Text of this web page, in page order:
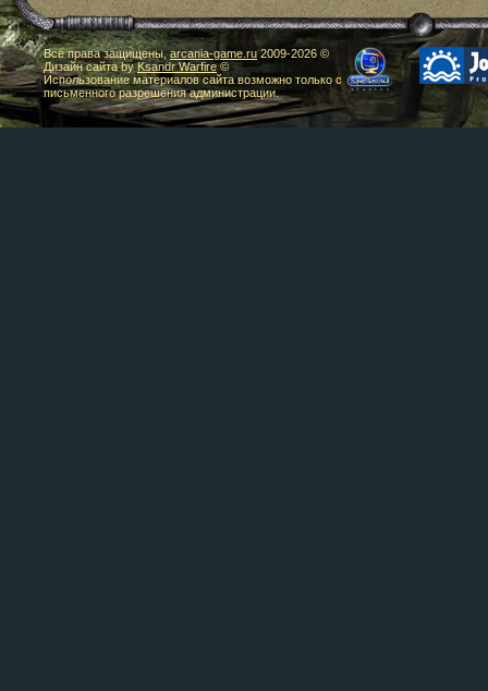
Все права защищены,arcania-game.ru2009-2026 ©
Дизайн сайта byKsandr Warfire©
Использование материалов сайта возможно только с
письменного разрешения администрации.